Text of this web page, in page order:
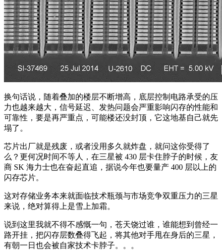
换句话说，随着叠加的楼层不断增高，底层控制电路承受的压
力也越来越大，信号延迟、发热问题会严重影响闪存的性能和
可靠性，要是再严重点，可能楼还没封顶，它这地基自己就先
塌了。
芯片出厂就是残废，或者没用多久就炸盘，就问这你受得了
么？更何况时间不等人，在三星被 430 层卡住脖子的时候，友
商 SK 海力士也在奋起直追，据说今年也要量产 400 层以上的
闪存芯片。
这对存储业务本来就面临技术瓶颈与市场竞争双重压力的三星
来说，绝对算得上是雪上加霜。
说到这里我就不得不感慨一句，苍天饶过谁，谁能想到曾经一
路开挂，把闪存层数叠得飞起，将其他对手甩在身后的三星，
有朝一日也会被自家技术卡脖子。。。